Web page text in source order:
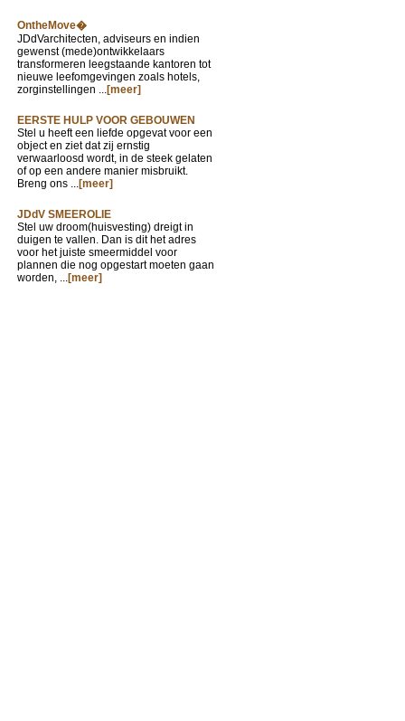
OntheMove�
JDdVarchitecten, adviseurs en indien
gewenst (mede)ontwikkelaars
transformeren leegstaande kantoren tot
nieuwe leefomgevingen zoals hotels,
zorginstellingen ...[meer]
EERSTE HULP VOOR GEBOUWEN
Stel u heeft een liefde opgevat voor een
object en ziet dat zij ernstig
verwaarloosd wordt, in de steek gelaten
of op een andere manier misbruikt.
Breng ons ...[meer]
JDdV SMEEROLIE
Stel uw droom(huisvesting) dreigt in
duigen te vallen. Dan is dit het adres
voor het juiste smeermiddel voor
plannen die nog opgestart moeten gaan
worden, ...[meer]